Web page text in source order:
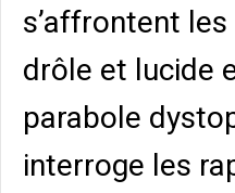
s’affrontent
drôle et lucide
parabole
interroge les